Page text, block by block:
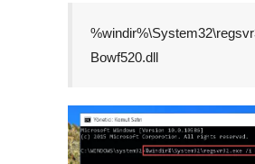
Bowf520.dll